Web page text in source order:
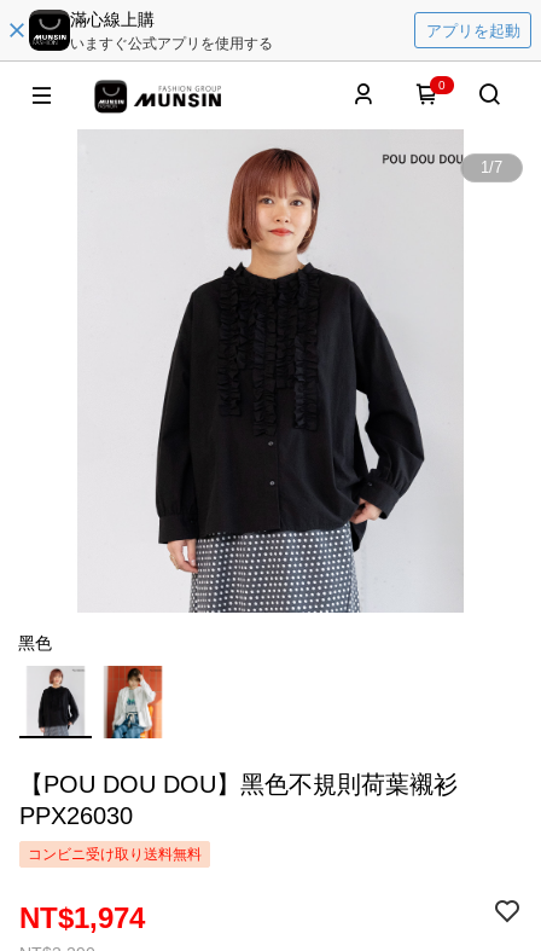
滿心線上購
いますぐ公式アプリを使用する
アプリを起動
0
1/7
黑色
【POU DOU DOU】黑色不規則荷葉襯衫
PPX26030
コンビニ受け取り送料無料
NT$1,974